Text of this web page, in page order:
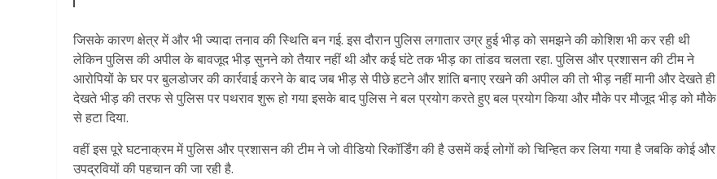
जिसके कारण क्षेत्र में और भी ज्यादा तनाव की स्थिति बन गई. इस दौरान पुलिस लगातार उग्र हुई भीड़ को समझने की कोशिश भी कर रही थी
लेकिन पुलिस की अपील के बावजूद भीड़ सुनने को तैयार नहीं थी और कई घंटे तक भीड़ का तांडव चलता रहा. पुलिस और प्रशासन की टीम ने
आरोपियों के घर पर बुलडोजर की कार्रवाई करने के बाद जब भीड़ से पीछे हटने और शांति बनाए रखने की अपील की तो भीड़ नहीं मानी और देखते ही
देखते भीड़ की तरफ से पुलिस पर पथराव शुरू हो गया इसके बाद पुलिस ने बल प्रयोग करते हुए बल प्रयोग किया और मौके पर मौजूद भीड़ को मौके
से हटा दिया.
वहीं इस पूरे घटनाक्रम में पुलिस और प्रशासन की टीम ने जो वीडियो रिकॉर्डिंग की है उसमें कई लोगों को चिन्हित कर लिया गया है जबकि कोई और
उपद्रवियों की पहचान की जा रही है.